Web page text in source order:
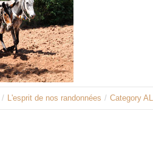
/ L'esprit de nos randonnées / Category